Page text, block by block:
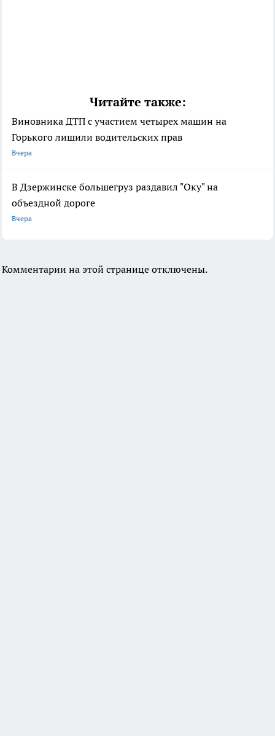
Читайте также:
Виновника ДТП с участием четырех машин на
Горького лишили водительских прав
Вчера
В Дзержинске большегруз раздавил "Оку" на
объездной дороге
Вчера
Комментарии на этой странице отключены.